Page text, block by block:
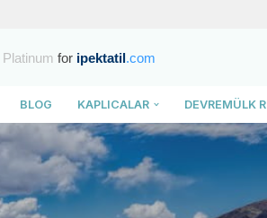
Platinum for ipektatil.com
BLOG KAPLICALAR DEVREMÜLK